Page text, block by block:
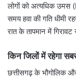
लोगों को अत्यधिक उमस
समय हवा की गति धीमी
रात के तापमान में
किन जिलों में रहेगा
छत्तीसगढ़ के भौगोलिक